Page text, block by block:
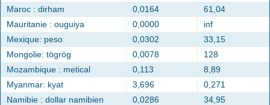
Maroc : dirham 0,0164
61,04
Mauritanie : ouguiya
0,0000
inf
Mexique: peso
0,0302
33,15
Mongolie: tögrög
0,0078
128
Mozambique : metical
0,113
8,89
Myanmar: kyat
3,696
0,271
Namibie : dollar namibien
0,0286
34,95